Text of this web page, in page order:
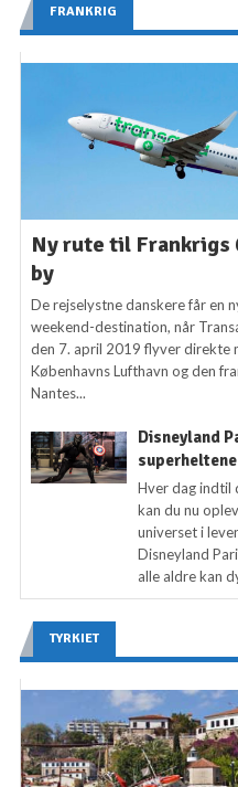
FRANKRIG
Ny rute til Frankrigs
by
De rejselystne danskere får en
weekend-destination, når
den 7. april 2019 flyver direkte
Københavns Lufthavn og den
Nantes...
Disneyland
superheltene
Hver dag indtil
kan du nu
universet i
Disneyland
alle aldre kan
TYRKIET